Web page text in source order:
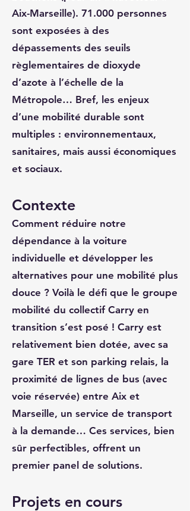
Aix-Marseille). 71.000 personnes
sont exposées à des
dépassements des seuils
règlementaires de dioxyde
d’azote à l’échelle de la
Métropole… Bref, les enjeux
d’une mobilité durable sont
multiples : environnementaux,
sanitaires, mais aussi économiques
et sociaux.
Contexte
Comment réduire notre
dépendance à la voiture
individuelle et développer les
alternatives pour une mobilité plus
douce ? Voilà le défi que le groupe
mobilité du collectif Carry en
transition s’est posé ! Carry est
relativement bien dotée, avec sa
gare TER et son parking relais, la
proximité de lignes de bus (avec
voie réservée) entre Aix et
Marseille, un service de transport
à la demande… Ces services, bien
sûr perfectibles, offrent un
premier panel de solutions.
Projets en cours